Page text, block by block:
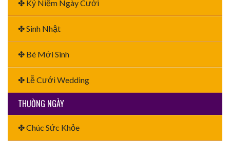
✤ Kỷ Niệm Ngày Cưới
✤ Sinh Nhật
✤ Bé Mới Sinh
✤ Lễ Cưới Wedding
THƯỜNG NGÀY
✤ Chúc Sức Khỏe